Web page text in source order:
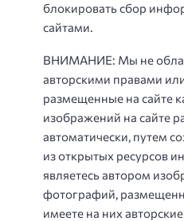
блокировать сбор
сайтами.
ВНИМАНИЕ: Мы не
авторскими правами
размещенные на сайте
изображений на сайте
автоматически, путем
из открытых ресурсов
являетесь автором
фотографий,
имеете на них